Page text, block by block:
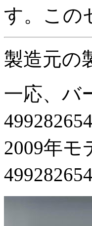
す。この
製造元の
一応、バ
2009年モ